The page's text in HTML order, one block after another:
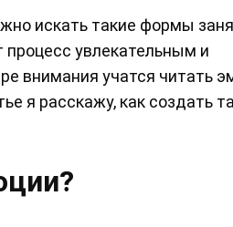
искать такие формы
увлекательным и
внимания учатся читать
я расскажу, как создать